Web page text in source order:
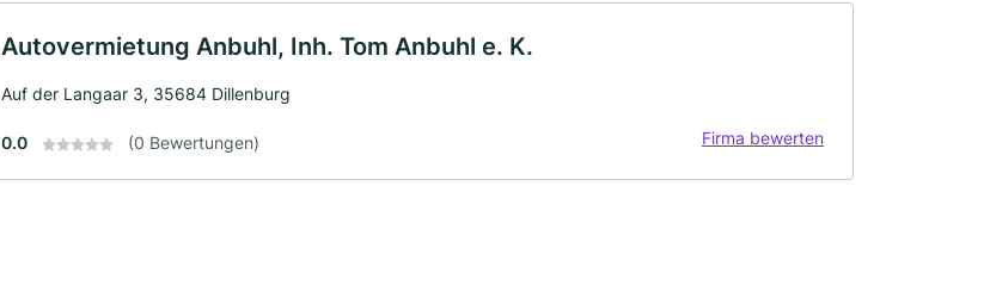
Autovermietung Anbuhl, Inh. Tom Anbuhl e. K.
Auf der Langaar 3, 35684 Dillenburg
0.0 (0 Bewertungen) Firma bewerten